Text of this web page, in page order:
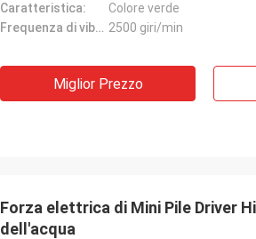
Caratteristica:
Colore verde
Frequenza di vibrazione: 2500 giri/min
Miglior Prezzo
Forza elettrica di Mini Pile Driver
dell'acqua